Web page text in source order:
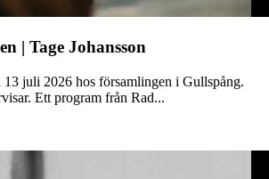
| Tage Johansson
13 juli 2026 hos församlingen i Gullspång.
Ett program från Rad...